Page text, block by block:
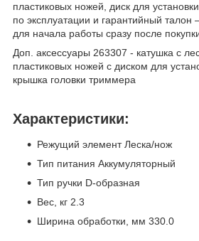
пластиковых ножей, диск для
по эксплуатации и гарантийный
для начала работы сразу после
Доп. аксессуары 263307 - катушка с
пластиковых ножей с диском для
крышка головки триммера
Характеристики:
Режущий элемент Леска/нож
Тип питания Аккумуляторный
Тип ручки D-образная
Вес, кг 2.3
Ширина обработки, мм 330.0